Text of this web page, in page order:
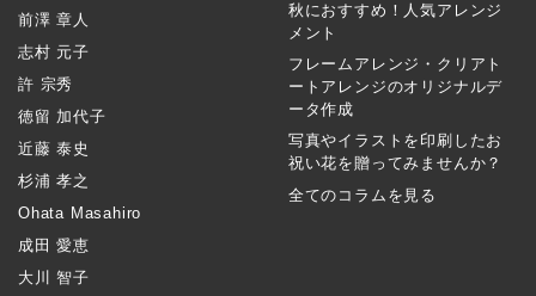
前澤 章人
志村 元子
許 宗秀
徳留 加代子
近藤 泰史
杉浦 孝之
Ohata Masahiro
成田 愛恵
大川 智子
秋におすすめ！人気アレンジ
メント
フレームアレンジ・クリアト
ートアレンジのオリジナルデ
ータ作成
写真やイラストを印刷したお
祝い花を贈ってみませんか？
全てのコラムを見る